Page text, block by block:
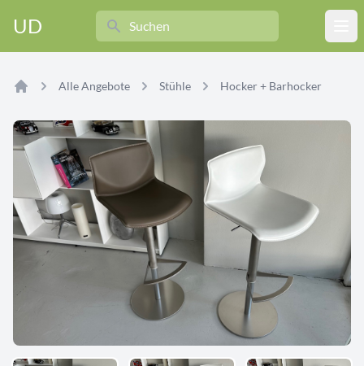
UD
Search
Alle Angebote Stühle Hocker + Barhocker